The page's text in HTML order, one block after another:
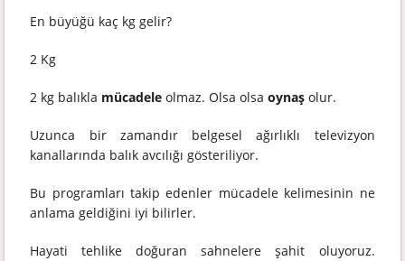
En büyüğü kaç kg gelir?
2 Kg
2 kg balıkla mücadele olmaz. Olsa olsa oynaş olur.
Uzunca bir zamandır belgesel ağırlıklı televizyon
kanallarında balık avcılığı gösteriliyor.
Bu programları takip edenler mücadele kelimesinin ne
anlama geldiğini iyi bilirler.
Hayati tehlike doğuran sahnelere şahit oluyoruz.